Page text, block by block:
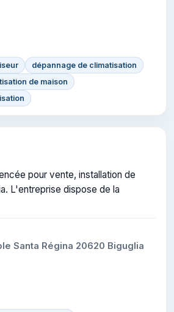
dépannage de climatisation
de maison
pour vente, installation de
L'entreprise dispose de la
Santa Régina 20620 Biguglia